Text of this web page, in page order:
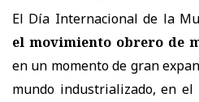
El Día Internacional de la
el movimiento obrero de
en un momento de gran
mundo industrializado, en